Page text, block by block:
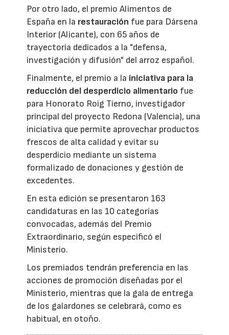
Por otro lado, el premio Alimentos de
España en la restauración fue para Dársena
Interior (Alicante), con 65 años de
trayectoria dedicados a la "defensa,
investigación y difusión" del arroz español.
Finalmente, el premio a la iniciativa para la
reducción del desperdicio alimentario fue
para Honorato Roig Tierno, investigador
principal del proyecto Redona (Valencia), una
iniciativa que permite aprovechar productos
frescos de alta calidad y evitar su
desperdicio mediante un sistema
formalizado de donaciones y gestión de
excedentes.
En esta edición se presentaron 163
candidaturas en las 10 categorías
convocadas, además del Premio
Extraordinario, según especificó el
Ministerio.
Los premiados tendrán preferencia en las
acciones de promoción diseñadas por el
Ministerio, mientras que la gala de entrega
de los galardones se celebrará, como es
habitual, en otoño.